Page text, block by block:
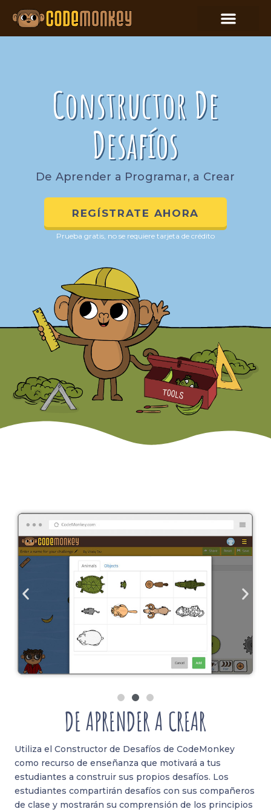
Constructor De
Desafíos
De Aprender a Programar, a Crear
REGÍSTRATE AHORA
Prueba gratis, no se requiere tarjeta de crédito
DE APRENDER A CREAR
Utiliza el Constructor de Desafíos de CodeMonkey
como recurso de enseñanza que motivará a tus
estudiantes a construir sus propios desafíos. Los
estudiantes compartirán desafíos con sus compañeros
de clase y mostrarán su comprensión de los principios